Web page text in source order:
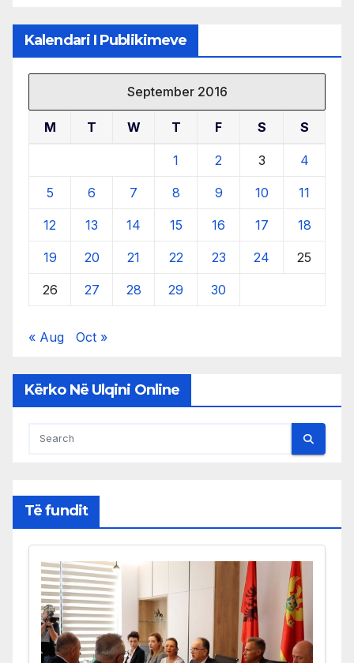
Kalendari I Publikimeve
September 2016
M T W T F S S
1 2 3 4
5 6 7 8 9 10 11
12 13 14 15 16 17 18
19 20 21 22 23 24 25
26 27 28 29 30
« Aug Oct »
Kërko Në Ulqini Online
Të fundit